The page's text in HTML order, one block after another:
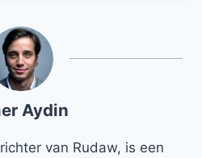
Aydin
van Rudaw, is een